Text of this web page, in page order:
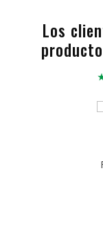
Los